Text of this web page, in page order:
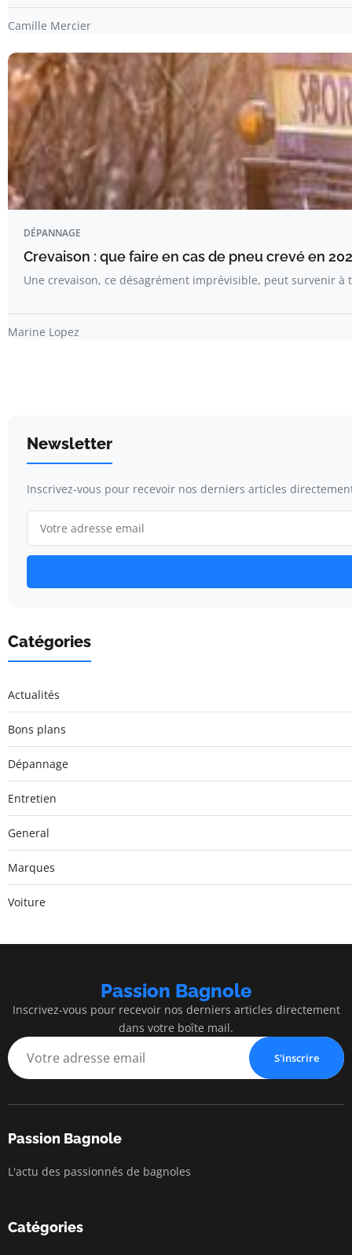
Camille Mercier
DÉPANNAGE
Crevaison : que faire en cas de pneu crevé en
Une crevaison, ce désagrément imprévisible, peut survenir
Marine Lopez
Newsletter
Inscrivez-vous pour recevoir nos derniers articles
Catégories
Actualités
Bons plans
Dépannage
Entretien
General
Marques
Voiture
Passion Bagnole
Inscrivez-vous pour recevoir nos derniers articles directement
dans votre boîte mail.
S'inscrire
Passion Bagnole
L'actu des passionnés de bagnoles
Catégories